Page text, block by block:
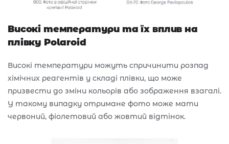
Високі температури та їх вплив на
плівку Polaroid
Високі температури можуть спричинити розпад
хімічних реагентів у складі плівки, що може
призвести до зміни кольорів або зображення взагалі.
У такому випадку отримане фото може мати
червоний, фіолетовий або жовтий відтінок.